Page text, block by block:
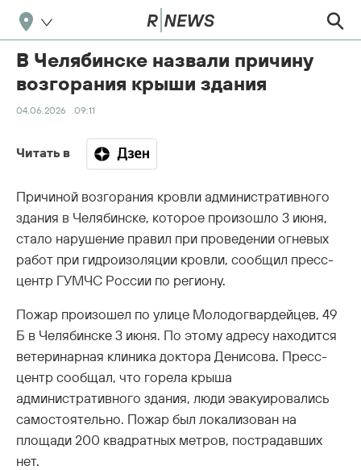
В Челябинске назвали причину
возгорания крыши здания
04.06.2026 09:11
Читать в
Причиной возгорания кровли административного
здания в Челябинске, которое произошло 3 июня,
стало нарушение правил при проведении огневых
работ при гидроизоляции кровли, сообщил пресс-
центр ГУМЧС России по региону.
Пожар произошел по улице Молодогвардейцев, 49
Б в Челябинске 3 июня. По этому адресу находится
ветеринарная клиника доктора Денисова. Пресс-
центр сообщал, что горела крыша
административного здания, люди эвакуировались
самостоятельно. Пожар был локализован на
площади 200 квадратных метров, пострадавших
нет.